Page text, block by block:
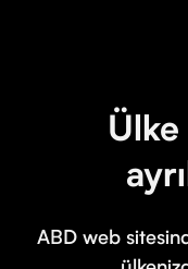
Ülke
ABD web